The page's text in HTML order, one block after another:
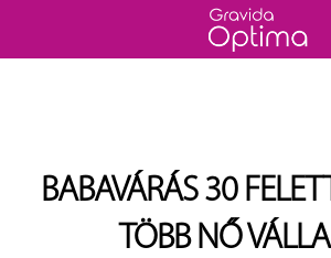
BABAVÁRÁS 30
TÖBB NŐ